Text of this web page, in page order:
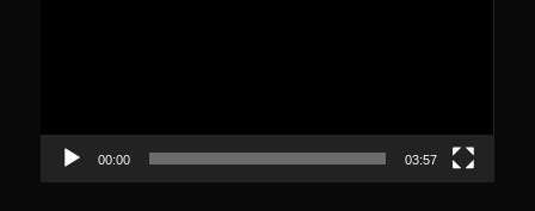
00:00 03:57